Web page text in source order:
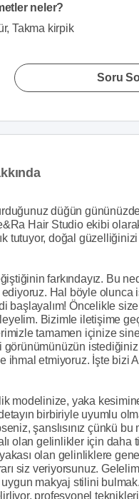
neler?
Takma kirpik
Soru
düğün
Hair Studio ekibi
tutuyor, doğal
farkındayız. Bu
Hal böyle
başlayalım! Öncelikle
Bizimle iletişime
tamamen içinize
görünümünüzün
ihmal etmiyoruz. İşte bizi
modelinize, yaka
birbiriyle uyumlu
şanslısınız çünkü bu
olan gelinlikler için daha
olan gelinliklere
siz veriyorsunuz.
makyaj stilini
profesyonel